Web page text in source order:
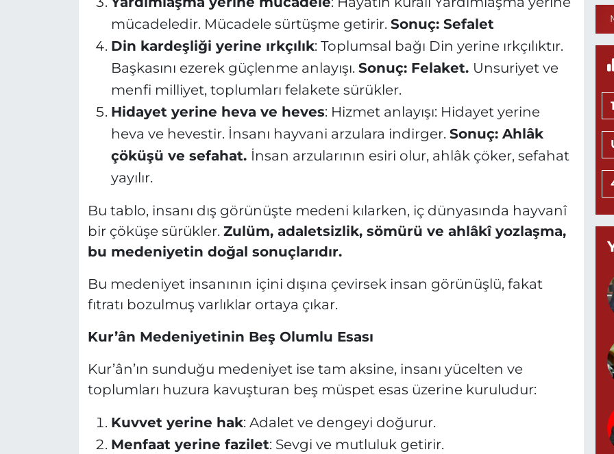
mücadeledir. Mücadele sürtüşme getirir. Sonuç: Sefalet
Din kardeşliği yerine ırkçılık: Toplumsal bağı Din yerine ırkçılıktır.
Başkasını ezerek güçlenme anlayışı. Sonuç: Felaket. Unsuriyet ve
menfi milliyet, toplumları felakete sürükler.
Hidayet yerine heva ve heves: Hizmet anlayışı: Hidayet yerine
heva ve hevestir. İnsanı hayvani arzulara indirger. Sonuç: Ahlâk
çöküşü ve sefahat. İnsan arzularının esiri olur, ahlâk çöker, sefahat
yayılır.
Bu tablo, insanı dış görünüşte medeni kılarken, iç dünyasında hayvanî
bir çöküşe sürükler. Zulüm, adaletsizlik, sömürü ve ahlâkî yozlaşma,
bu medeniyetin doğal sonuçlarıdır.
Bu medeniyet insanının içini dışına çevirsek insan görünüşlü, fakat
fıtratı bozulmuş varlıklar ortaya çıkar.
Kur’ân Medeniyetinin Beş Olumlu Esası
Kur’ân’ın sunduğu medeniyet ise tam aksine, insanı yücelten ve
toplumları huzura kavuşturan beş müspet esas üzerine kuruludur:
Kuvvet yerine hak: Adalet ve dengeyi doğurur.
Menfaat yerine fazilet: Sevgi ve mutluluk getirir.